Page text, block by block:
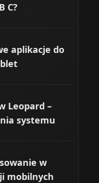
C?
aplikacje do
Leopard –
systemu
w
mobilnych